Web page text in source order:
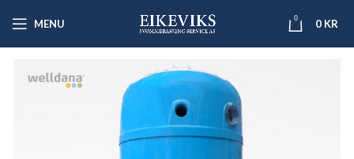
MENU 0 0 KR